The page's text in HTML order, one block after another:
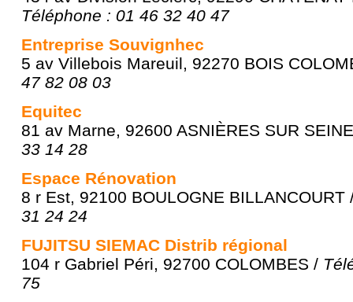
Téléphone : 01 46 32 40 47
Entreprise Souvignhec
5 av Villebois Mareuil, 92270 BOIS
47 82 08 03
Equitec
81 av Marne, 92600 ASNIÈRES SUR
33 14 28
Espace Rénovation
8 r Est, 92100 BOULOGNE
31 24 24
FUJITSU SIEMAC Distrib régional
104 r Gabriel Péri, 92700 COLOMBES /
75